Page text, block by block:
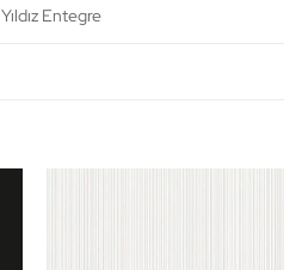
Yıldız Entegre